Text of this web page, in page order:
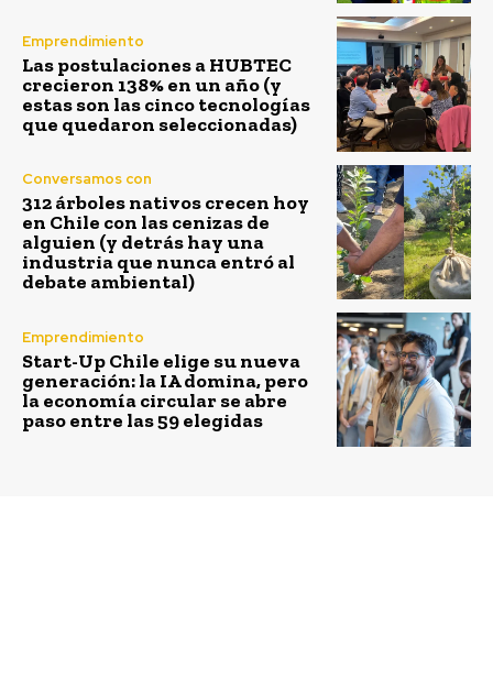
Emprendimiento
Las postulaciones a HUBTEC
crecieron 138% en un año (y
estas son las cinco tecnologías
que quedaron seleccionadas)
Conversamos con
312 árboles nativos crecen hoy
en Chile con las cenizas de
alguien (y detrás hay una
industria que nunca entró al
debate ambiental)
Emprendimiento
Start-Up Chile elige su nueva
generación: la IA domina, pero
la economía circular se abre
paso entre las 59 elegidas